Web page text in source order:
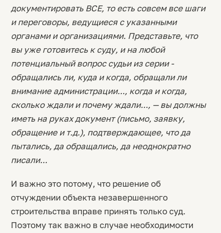
документировать ВСЕ, то есть совсем все шаги
и переговоры, ведущиеся с указанными
органами и организациями. Представьте, что
вы уже готовитесь к суду, и на любой
потенциальный вопрос судьи из серии -
обращались ли, куда и когда, обращали ли
внимание администрации..., когда и когда,
сколько ждали и почему ждали..., — вы должны
иметь на руках документ (письмо, заявку,
обращение и т.д.), подтверждающее, что да
пытались, да обращались, да неоднократно
писали...
И важно это потому, что решение об
отчуждении объекта незавершенного
строительства вправе принять только суд.
Поэтому так важно в случае необходимости